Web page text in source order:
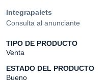
Integrapalets
Consulta al anunciante
TIPO DE PRODUCTO
Venta
ESTADO DEL PRODUCTO
Bueno